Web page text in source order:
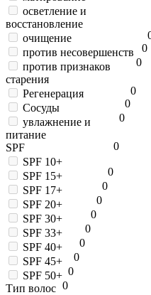
осветление и
восстановление
очищение
0
против несовершенств
0
против признаков
старения
0
Регенерация
0
Сосуды
0
увлажнение и
питание
0
SPF
SPF 10+
0
SPF 15+
0
SPF 17+
0
SPF 20+
0
SPF 30+
0
SPF 33+
0
SPF 40+
0
SPF 45+
0
SPF 50+
0
Тип волос